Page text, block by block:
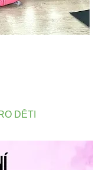
DĚTI